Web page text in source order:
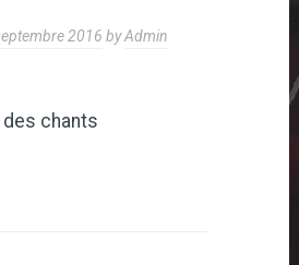
2016 byAdmin
chants